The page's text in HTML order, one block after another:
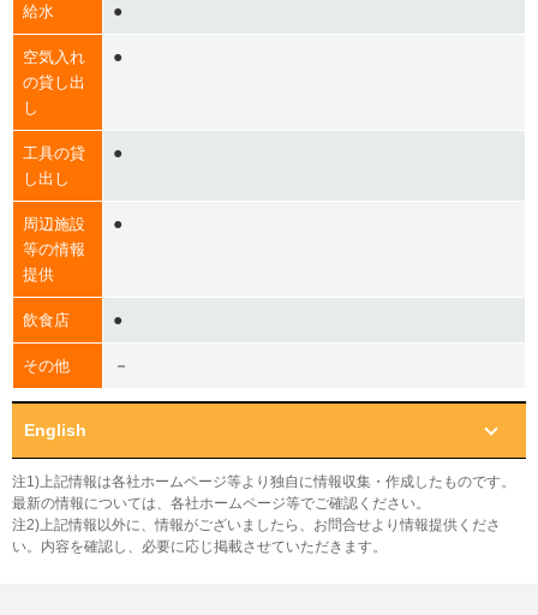
給水 ●
空気入れ
の貸し出
し
●
工具の貸
し出し
●
周辺施設
等の情報
提供
●
飲食店 ●
その他 －
English
注1)上記情報は各社ホームページ等より独自に情報収集・作成したものです。
最新の情報については、各社ホームページ等でご確認ください。
注2)上記情報以外に、情報がございましたら、お問合せより情報提供くださ
い。内容を確認し、必要に応じ掲載させていただきます。